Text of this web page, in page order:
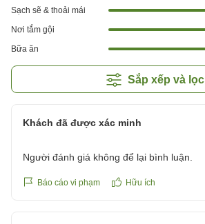
Sạch sẽ & thoải mái
Nơi tắm gội
Bữa ăn
Sắp xếp và lọc
Khách đã được xác minh
Người đánh giá không để lại bình luận.
Báo cáo vi phạm Hữu ích